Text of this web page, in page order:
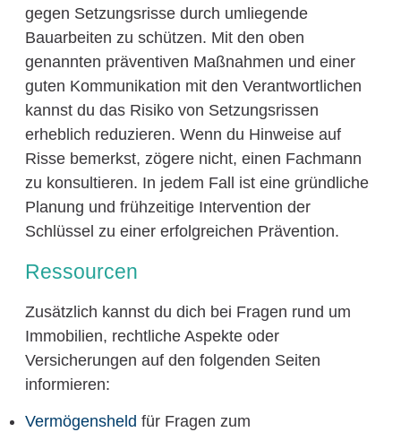
gegen Setzungsrisse durch umliegende
Bauarbeiten zu schützen. Mit den oben
genannten präventiven Maßnahmen und einer
guten Kommunikation mit den Verantwortlichen
kannst du das Risiko von Setzungsrissen
erheblich reduzieren. Wenn du Hinweise auf
Risse bemerkst, zögere nicht, einen Fachmann
zu konsultieren. In jedem Fall ist eine gründliche
Planung und frühzeitige Intervention der
Schlüssel zu einer erfolgreichen Prävention.
Ressourcen
Zusätzlich kannst du dich bei Fragen rund um
Immobilien, rechtliche Aspekte oder
Versicherungen auf den folgenden Seiten
informieren:
Vermögensheld für Fragen zum